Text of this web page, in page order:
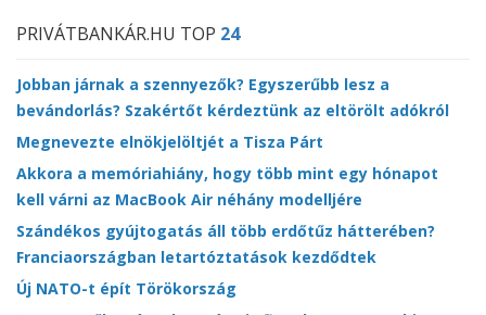
PRIVÁTBANKÁR.HU TOP 24
Jobban járnak a szennyezők? Egyszerűbb lesz a
bevándorlás? Szakértőt kérdeztünk az eltörölt adókról
Megnevezte elnökjelöltjét a Tisza Párt
Akkora a memóriahiány, hogy több mint egy hónapot
kell várni az MacBook Air néhány modelljére
Szándékos gyújtogatás áll több erdőtűz hátterében?
Franciaországban letartóztatások kezdődtek
Új NATO-t épít Törökország